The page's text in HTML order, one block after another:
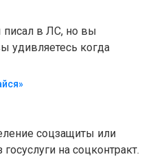
в ЛС, но вы
удивляетесь когда
соцзащиты или
на соцконтракт.